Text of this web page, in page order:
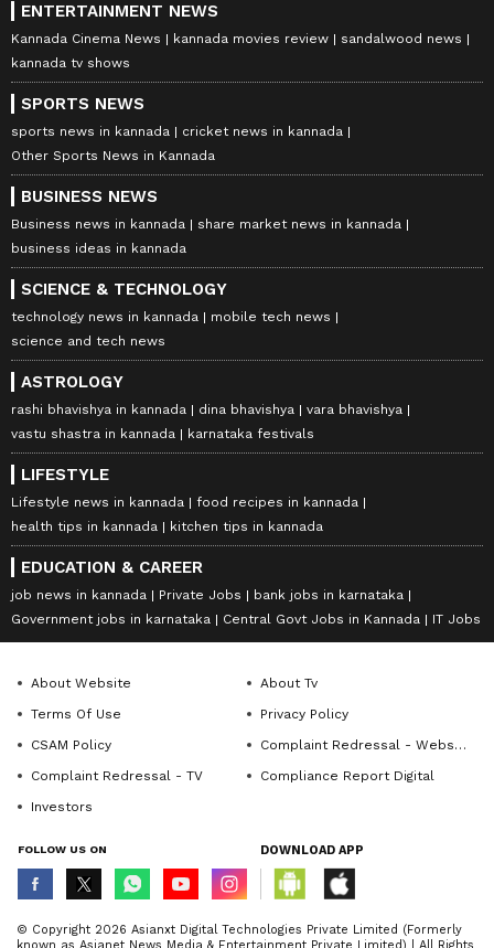
ENTERTAINMENT NEWS
Kannada Cinema News kannada movies review
sandalwood news
kannada tv shows
SPORTS NEWS
sports news in kannada
cricket news in kannada
Other Sports News in Kannada
BUSINESS NEWS
Business news in kannada
share market news in kannada
business ideas in kannada
SCIENCE & TECHNOLOGY
technology news in kannada
mobile tech news
science and tech news
ASTROLOGY
rashi bhavishya in kannada dina bhavishya
vara bhavishya
vastu shastra in kannada
karnataka festivals
LIFESTYLE
Lifestyle news in kannada
food recipes in kannada
health tips in kannada
kitchen tips in kannada
EDUCATION & CAREER
job news in kannada Private Jobs
bank jobs in karnataka
Government jobs in karnataka
Central Govt Jobs in Kannada IT Jobs
About Website
About Tv
Terms Of Use
Privacy Policy
CSAM Policy
Complaint Redressal - Website
Complaint Redressal - TV
Compliance Report Digital
Investors
FOLLOW US ON DOWNLOAD APP
© Copyright 2026 Asianxt Digital Technologies Private Limited (Formerly